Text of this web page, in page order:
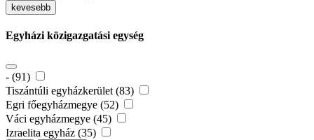
kevesebb
Egyházi közigazgatási egység
- (91)
Tiszántúli egyházkerület (83)
Egri főegyházmegye (52)
Váci egyházmegye (45)
Izraelita egyház (35)